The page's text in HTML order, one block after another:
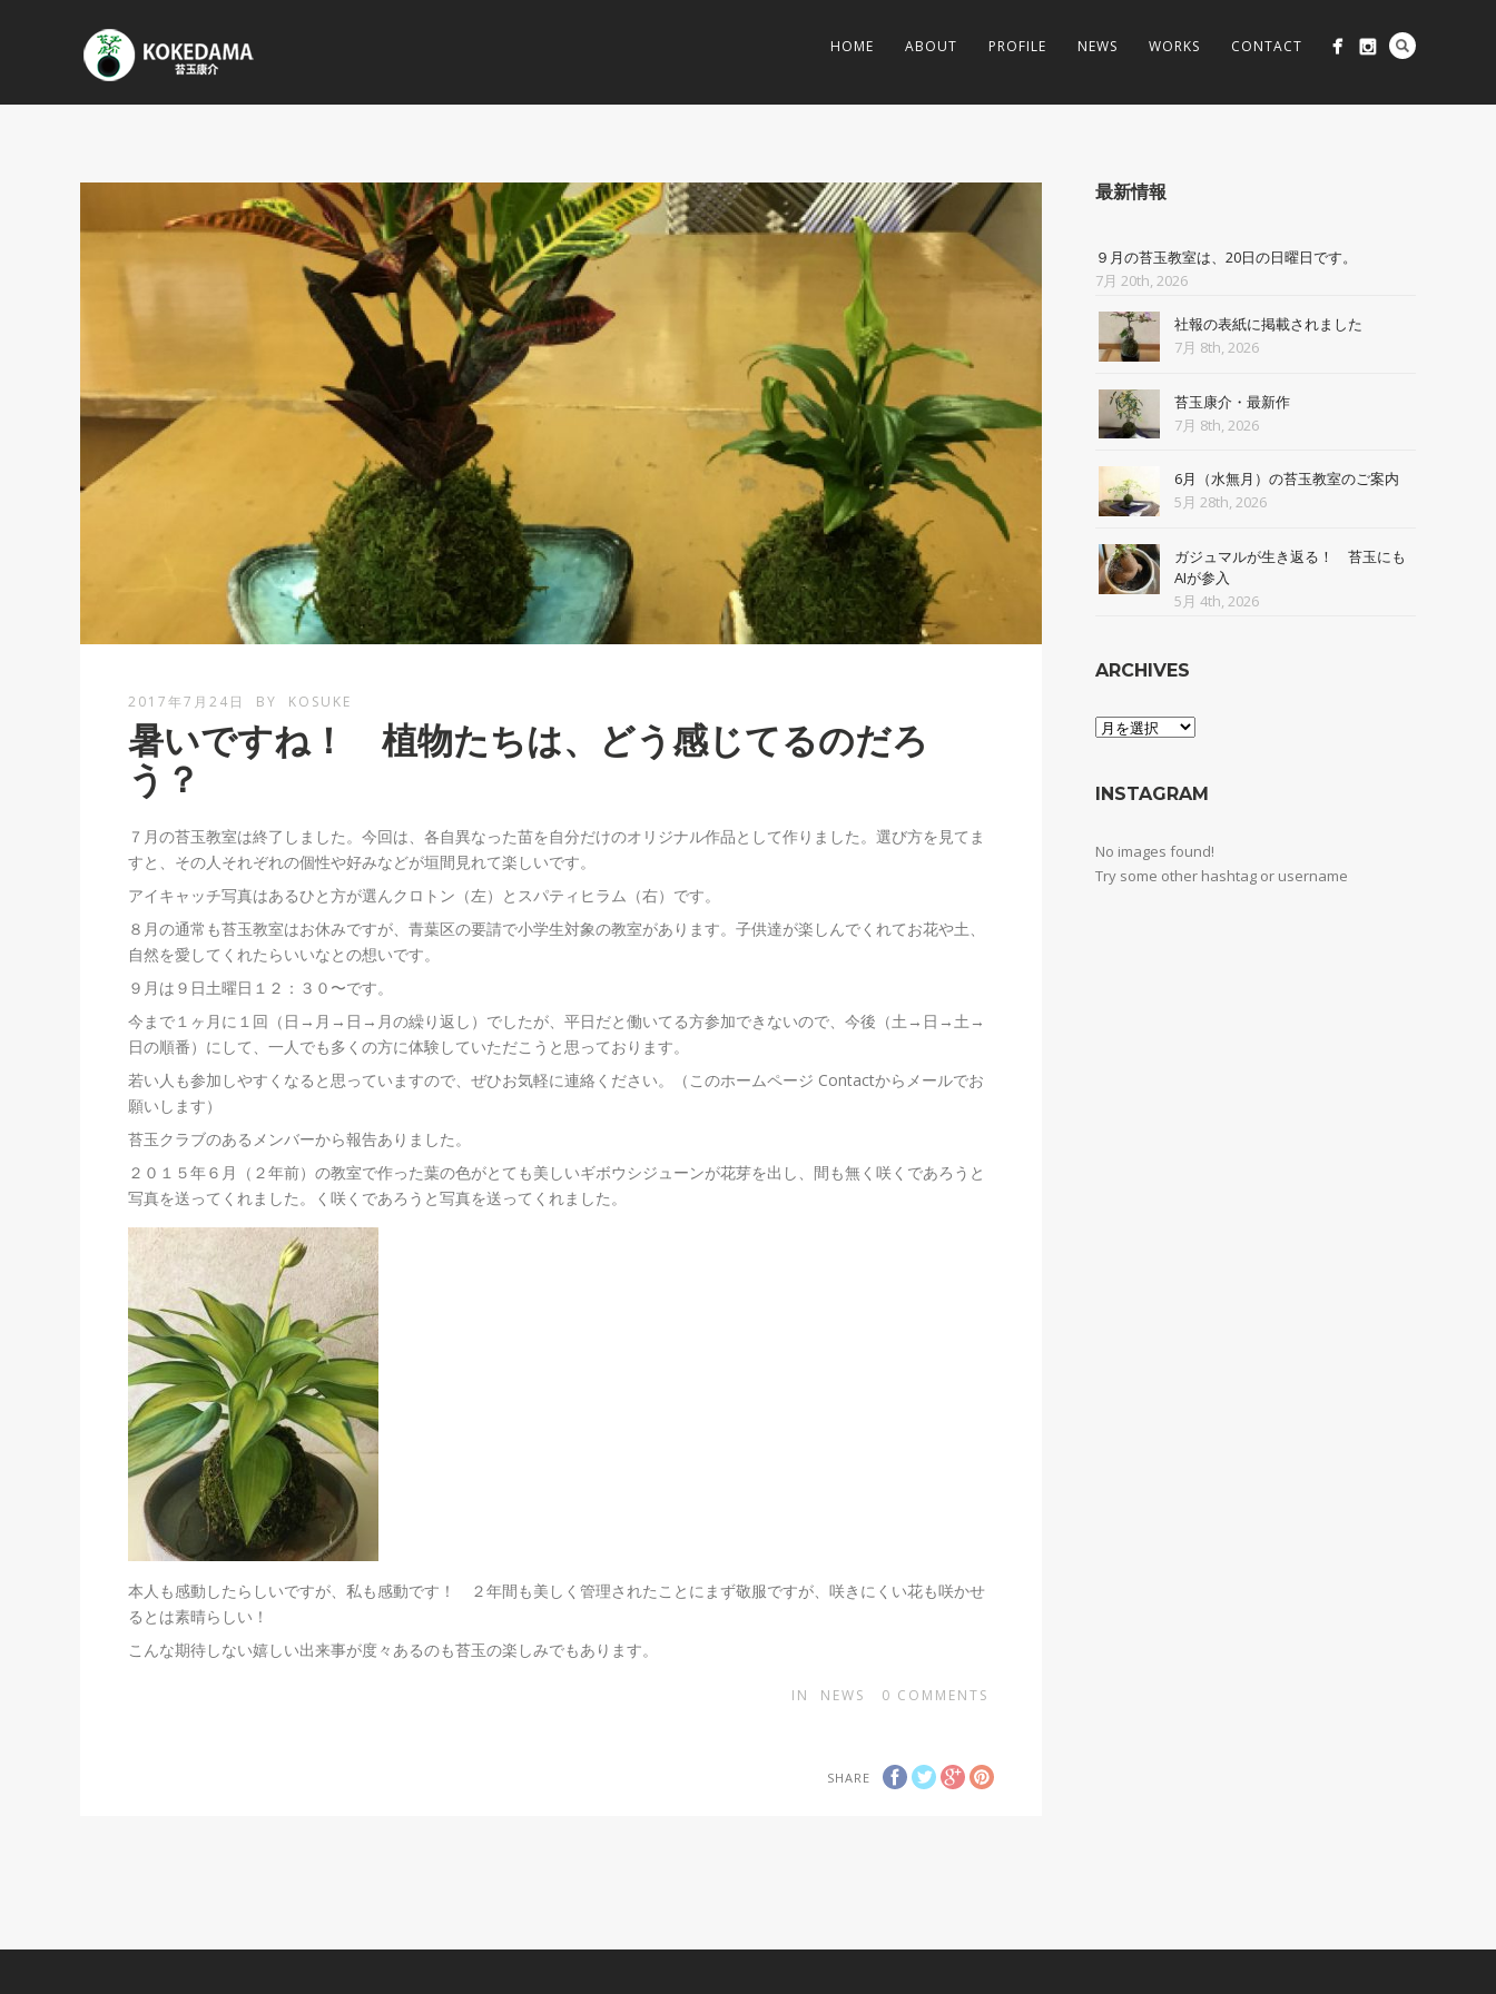
HOME ABOUT PROFILE NEWS WORKS CONTACT
2017年7月24日 BY KOSUKE
暑いですね！ 植物たちは、どう感じてるのだろ
う？
７月の苔玉教室は終了しました。今回は、各自異なった苗を自分だけのオリジナル作品として作りました。選び方を見てま
すと、その人それぞれの個性や好みなどが垣間見れて楽しいです。
アイキャッチ写真はあるひと方が選んクロトン（左）とスパティヒラム（右）です。
８月の通常も苔玉教室はお休みですが、青葉区の要請で小学生対象の教室があります。子供達が楽しんでくれてお花や土、
自然を愛してくれたらいいなとの想いです。
９月は９日土曜日１２：３０〜です。
今まで１ヶ月に１回（日→月→日→月の繰り返し）でしたが、平日だと働いてる方参加できないので、今後（土→日→土→
日の順番）にして、一人でも多くの方に体験していただこうと思っております。
若い人も参加しやすくなると思っていますので、ぜひお気軽に連絡ください。（このホームページ Contactからメールでお
願いします）
苔玉クラブのあるメンバーから報告ありました。
２０１５年６月（２年前）の教室で作った葉の色がとても美しいギボウシジューンが花芽を出し、間も無く咲くであろうと
写真を送ってくれました。く咲くであろうと写真を送ってくれました。
本人も感動したらしいですが、私も感動です！ ２年間も美しく管理されたことにまず敬服ですが、咲きにくい花も咲かせ
るとは素晴らしい！
こんな期待しない嬉しい出来事が度々あるのも苔玉の楽しみでもあります。
IN NEWS 0 COMMENTS
SHARE
最新情報
９月の苔玉教室は、20日の日曜日です。
7月 20th, 2026
社報の表紙に掲載されました
7月 8th, 2026
苔玉康介・最新作
7月 8th, 2026
6月（水無月）の苔玉教室のご案内
5月 28th, 2026
ガジュマルが生き返る！ 苔玉にも
AIが参入
5月 4th, 2026
ARCHIVES
Archives
INSTAGRAM
No images found!
Try some other hashtag or username